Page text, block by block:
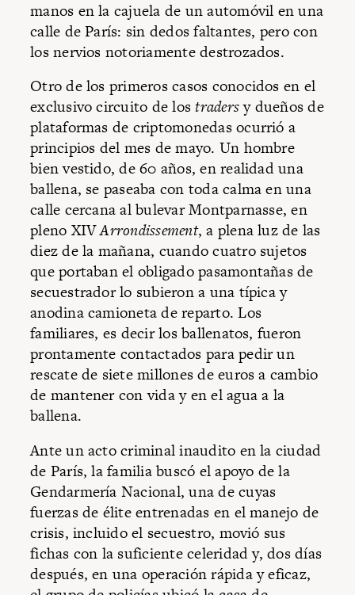
manos en la cajuela de un automóvil en una
calle de París: sin dedos faltantes, pero con
los nervios notoriamente destrozados.
Otro de los primeros casos conocidos en el
exclusivo circuito de lostradersy dueños de
plataformas de criptomonedas ocurrió a
principios del mes de mayo. Un hombre
bien vestido, de 60 años, en realidad una
ballena, se paseaba con toda calma en una
calle cercana al bulevar Montparnasse, en
pleno XIVArrondissement, a plena luz de las
diez de la mañana, cuando cuatro sujetos
que portaban el obligado pasamontañas de
secuestrador lo subieron a una típica y
anodina camioneta de reparto. Los
familiares, es decir los ballenatos, fueron
prontamente contactados para pedir un
rescate de siete millones de euros a cambio
de mantener con vida y en el agua a la
ballena.
Ante un acto criminal inaudito en la ciudad
de París, la familia buscó el apoyo de la
Gendarmería Nacional, una de cuyas
fuerzas de élite entrenadas en el manejo de
crisis, incluido el secuestro, movió sus
fichas con la suficiente celeridad y, dos días
después, en una operación rápida y eficaz,